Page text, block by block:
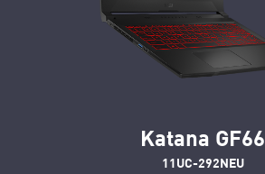
Katana GF66
11UC-292NEU